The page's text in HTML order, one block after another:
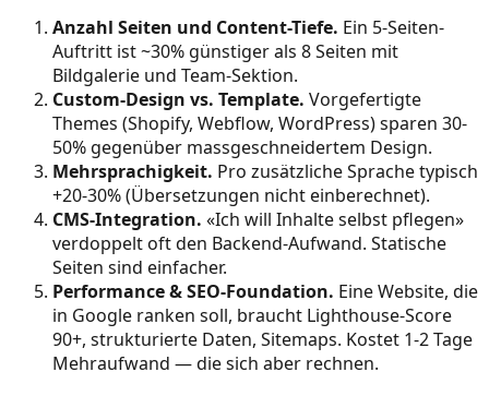
Anzahl Seiten und Content-Tiefe. Ein 5-Seiten-
Auftritt ist ~30% günstiger als 8 Seiten mit
Bildgalerie und Team-Sektion.
Custom-Design vs. Template. Vorgefertigte
Themes (Shopify, Webflow, WordPress) sparen 30-
50% gegenüber massgeschneidertem Design.
Mehrsprachigkeit. Pro zusätzliche Sprache typisch
+20-30% (Übersetzungen nicht einberechnet).
CMS-Integration. «Ich will Inhalte selbst pflegen»
verdoppelt oft den Backend-Aufwand. Statische
Seiten sind einfacher.
Performance & SEO-Foundation. Eine Website, die
in Google ranken soll, braucht Lighthouse-Score
90+, strukturierte Daten, Sitemaps. Kostet 1-2 Tage
Mehraufwand — die sich aber rechnen.